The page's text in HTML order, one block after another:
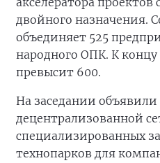
двойного назначения.
объединяет 525
народного ОПК. К концу
превысит 600.
На заседании объявили
децентрализованной
специализированных
технопарков для